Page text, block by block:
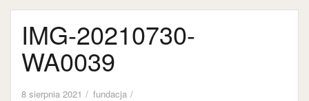
IMG-20210730-
WA0039
8 sierpnia 2021 fundacja